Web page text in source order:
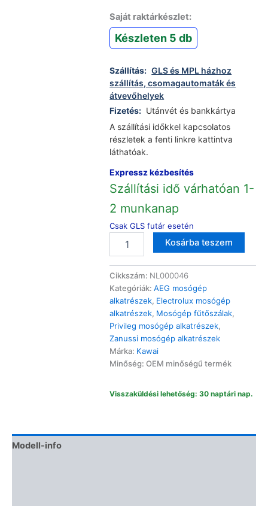
Saját raktárkészlet:
Készleten 5 db
Szállítás: GLS és MPL házhoz
szállítás, csomagautomaták és
átvevőhelyek
Fizetés: Utánvét és bankkártya
A szállítási időkkel kapcsolatos
részletek a fenti linkre kattintva
láthatóak.
Expressz kézbesítés
Szállítási idő várhatóan 1-
2 munkanap
Csak GLS futár esetén
Electrolux
mosógép
fűtőszál
1950W
EWT/ZWQ
mennyiség
Kosárba teszem
Cikkszám: NL000046
Kategóriák:AEG mosógép
alkatrészek, Electrolux mosógép
alkatrészek, Mosógép fűtőszálak,
Privileg mosógép alkatrészek,
Zanussi mosógép alkatrészek
Márka: Kawai
Minőség: OEM minőségű termék
Visszaküldési lehetőség: 30 naptári nap.
Modell-info